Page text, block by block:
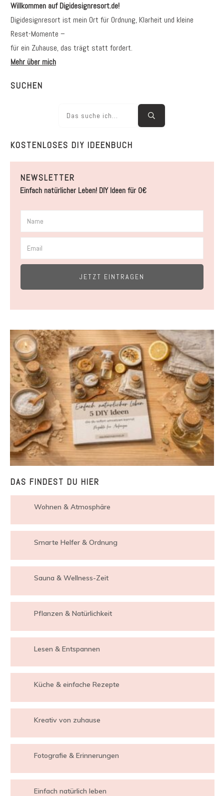
Willkommen auf Digidesignresort.de!
Digidesignresort ist mein Ort für Ordnung, Klarheit und kleine
Reset-Momente –
für ein Zuhause, das trägt statt fordert.
Mehr über mich
SUCHEN
KOSTENLOSES DIY IDEENBUCH
NEWSLETTER
Einfach natürlicher Leben! DIY Ideen für 0€
JETZT EINTRAGEN
DAS FINDEST DU HIER
Wohnen & Atmosphäre
Smarte Helfer & Ordnung
Sauna & Wellness-Zeit
Pflanzen & Natürlichkeit
Lesen & Entspannen
Küche & einfache Rezepte
Kreativ von zuhause
Fotografie & Erinnerungen
Einfach natürlich leben